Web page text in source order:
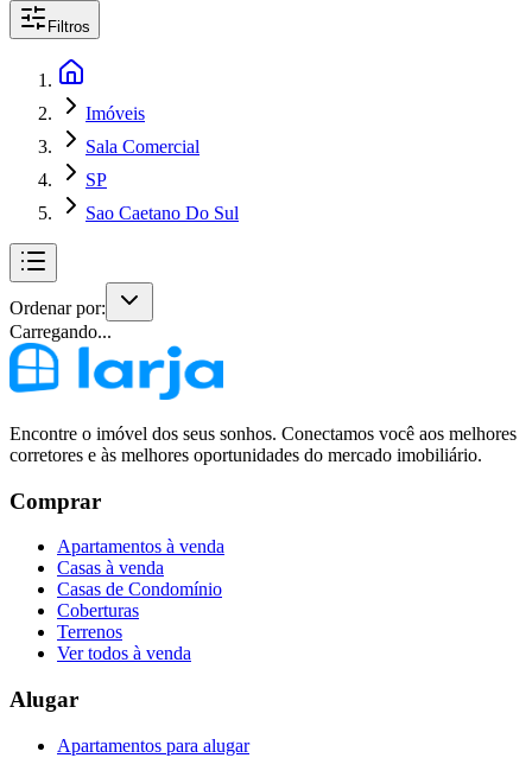
Filtros
Imóveis
Sala Comercial
SP
Sao Caetano Do Sul
Ordenar por:
Carregando...
Encontre o imóvel dos seus sonhos. Conectamos você aos melhores
corretores e às melhores oportunidades do mercado imobiliário.
Comprar
Apartamentos à venda
Casas à venda
Casas de Condomínio
Coberturas
Terrenos
Ver todos à venda
Alugar
Apartamentos para alugar